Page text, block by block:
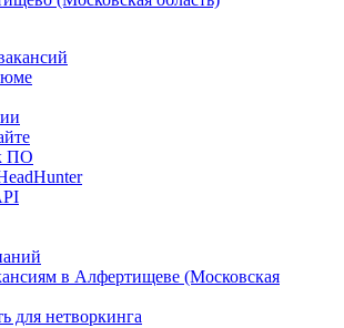
ПО
в Алфертищеве (Московская
для нетворкинга